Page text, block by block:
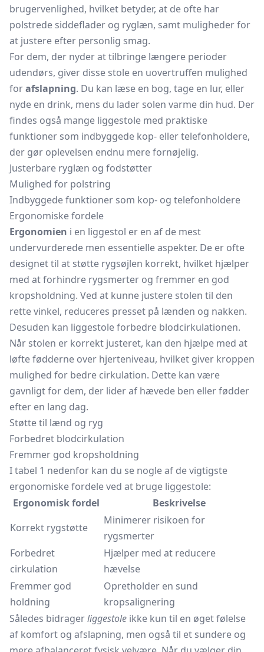
brugervenlighed, hvilket betyder, at de ofte har
polstrede siddeflader og ryglæn, samt muligheder for
at justere efter personlig smag.
For dem, der nyder at tilbringe længere perioder
udendørs, giver disse stole en uovertruffen mulighed
forafslapning. Du kan læse en bog, tage en lur, eller
nyde en drink, mens du lader solen varme din hud. Der
findes også mange liggestole med praktiske
funktioner som indbyggede kop- ellertelefonholdere,
der gør oplevelsen endnu mere fornøjelig.
Justerbare ryglæn og fodstøtter
Mulighed for polstring
Indbyggede funktioner som kop- og telefonholdere
Ergonomiske fordele
Ergonomien i en liggestol er en af de mest
undervurderede men essentielle aspekter. De er ofte
designet til at støtte rygsøjlen korrekt, hvilket hjælper
med at forhindre rygsmerter og fremmer en god
kropsholdning. Ved at kunne justere stolen til den
rette vinkel, reduceres presset på lænden og nakken.
Desuden kan liggestole forbedre blodcirkulationen.
Når stolen er korrekt justeret, kan den hjælpe med at
løfte fødderne over hjerteniveau, hvilket giver kroppen
mulighed for bedre cirkulation. Dette kan være
gavnligt for dem, der lider af hævede ben eller fødder
efter en lang dag.
Støtte til lænd og ryg
Forbedret blodcirkulation
Fremmer god kropsholdning
I tabel 1 nedenfor kan du se nogle af de vigtigste
ergonomiske fordele ved at bruge liggestole:
Ergonomisk fordel
Beskrivelse
Korrekt rygstøtte
Minimerer risikoen for
rygsmerter
Forbedret
cirkulation
Hjælper med at reducere
hævelse
Fremmer god
holdning
Opretholder en sund
kropsalignering
Således bidragerliggestole ikke kun til en øget følelse
af komfort og afslapning, men også til et sundere og